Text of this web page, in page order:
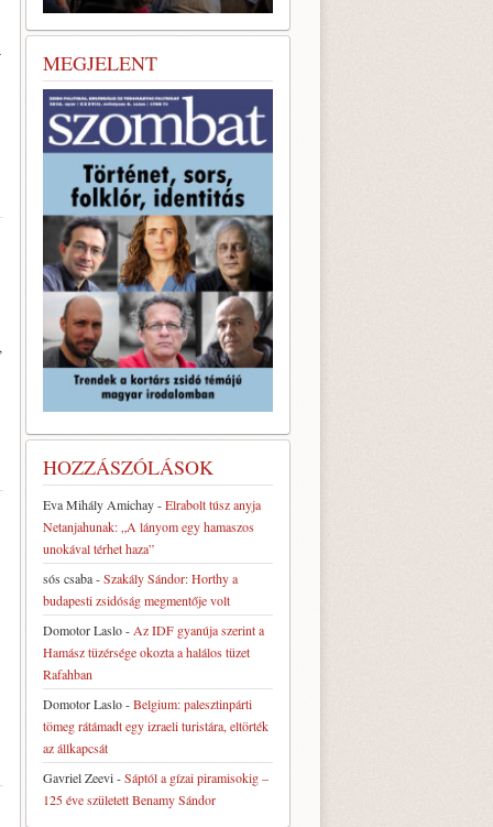
MEGJELENT
HOZZÁSZÓLÁSOK
Eva Mihály Amichay-Elrabolt túsz anyja
Netanjahunak: „A lányom egy hamaszos
unokával térhet haza”
sós csaba-Szakály Sándor: Horthy a
budapesti zsidóság megmentője volt
Domotor Laslo- Az IDF gyanúja szerint a
Hamász tüzérsége okozta a halálos tüzet
Rafahban
Domotor Laslo-Belgium: palesztinpárti
tömeg rátámadt egy izraeli turistára, eltörték
az állkapcsát
Gavriel Zeevi-Sáptól a gízai piramisokig –
125 éve született Benamy Sándor